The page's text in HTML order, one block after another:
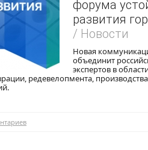
форума
развития
/ Новости
Новая
объединит
экспертов в
редевелопмента,